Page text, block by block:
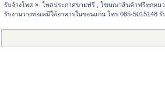
รับจ้างโพส » โพสประกาศขายฟรี , โฆษณาสินค้าฟรีทุกหม
รับงานวางท่อเคมีใต้อาคารในขอนแก่น โทร 085-5015148